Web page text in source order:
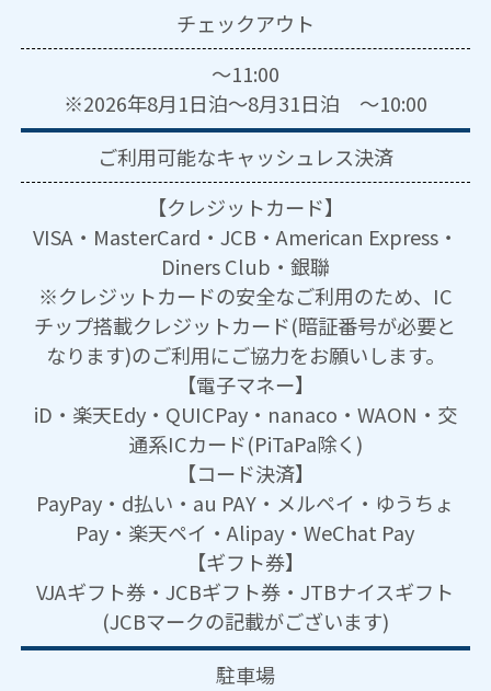
チェックアウト
～11:00
※2026年8月1日泊～8月31日泊 ～10:00
ご利用可能なキャッシュレス決済
【クレジットカード】
VISA・MasterCard・JCB・American Express・
Diners Club・銀聯
※クレジットカードの安全なご利用のため、IC
チップ搭載クレジットカード(暗証番号が必要と
なります)のご利用にご協力をお願いします。
【電子マネー】
iD・楽天Edy・QUICPay・nanaco・WAON・交
通系ICカード(PiTaPa除く)
【コード決済】
PayPay・d払い・au PAY・メルペイ・ゆうちょ
Pay・楽天ペイ・Alipay・WeChat Pay
【ギフト券】
VJAギフト券・JCBギフト券・JTBナイスギフト
(JCBマークの記載がございます)
駐車場